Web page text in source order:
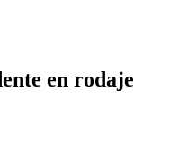
en rodaje